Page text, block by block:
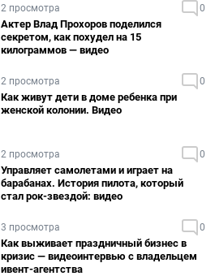
2 просмотра 0
Актер Влад Прохоров поделился
секретом, как похудел на 15
килограммов — видео
2 просмотра 0
Как живут дети в доме ребенка при
женской колонии. Видео
2 просмотра 0
Управляет самолетами и играет на
барабанах. История пилота, который
стал рок-звездой: видео
3 просмотра 0
Как выживает праздничный бизнес в
кризис — видеоинтервью с владельцем
ивент-агентства